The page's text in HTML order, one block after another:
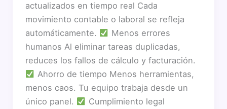
actualizados en tiempo real Cada
movimiento contable o laboral se refleja
automáticamente.
Menos errores
humanos Al eliminar tareas duplicadas,
reduces los fallos de cálculo y facturación.
Ahorro de tiempo Menos herramientas,
menos caos. Tu equipo trabaja desde un
único panel.
Cumplimiento legal